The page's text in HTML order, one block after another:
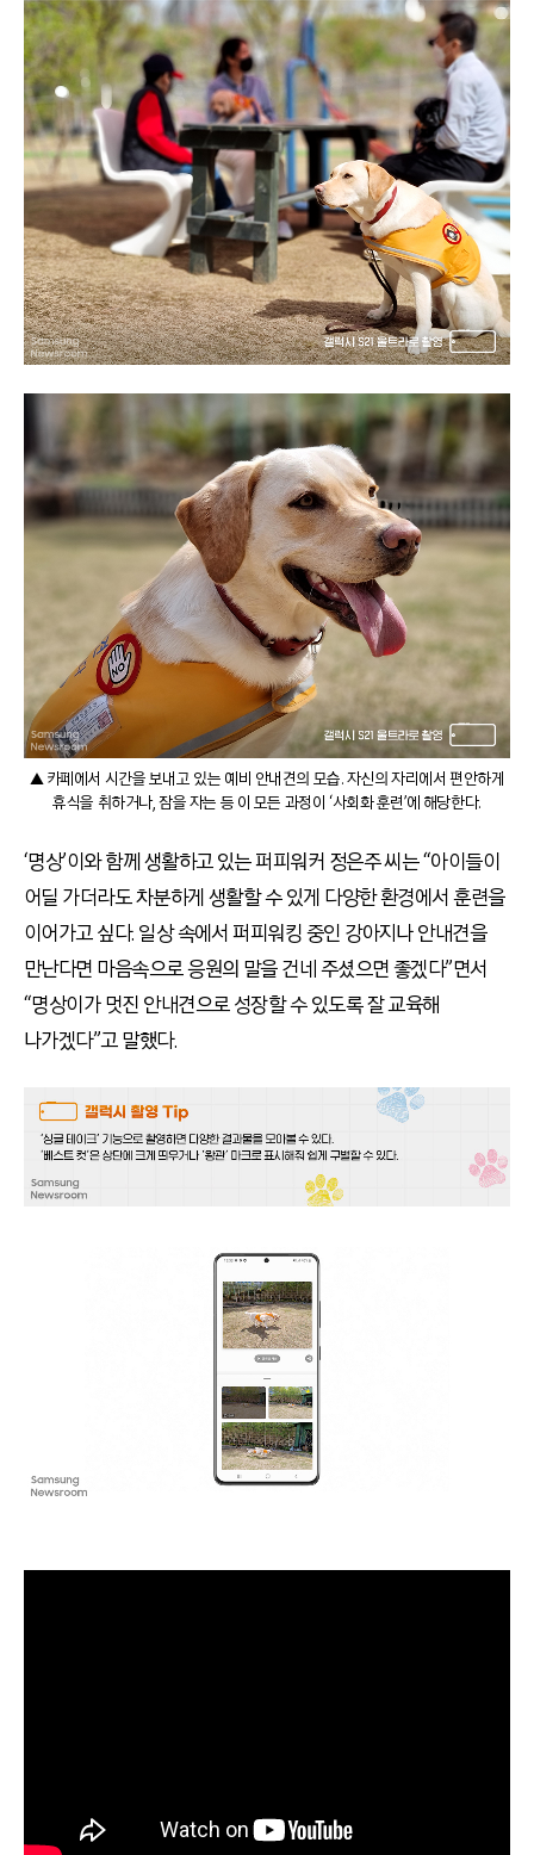
▲ 카페에서 시간을 보내고 있는 예비 안내견의 모습. 자신의 자리에서 편안하게
휴식을 취하거나, 잠을 자는 등 이 모든 과정이 ‘사회화 훈련’에 해당한다.
‘명상’이와 함께 생활하고 있는 퍼피워커 정은주 씨는 “아이들이
어딜 가더라도 차분하게 생활할 수 있게 다양한 환경에서 훈련을
이어가고 싶다. 일상 속에서 퍼피워킹 중인 강아지나 안내견을
만난다면 마음속으로 응원의 말을 건네 주셨으면 좋겠다”면서
“명상이가 멋진 안내견으로 성장할 수 있도록 잘 교육해
나가겠다”고 말했다.